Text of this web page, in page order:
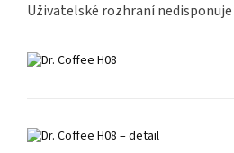
Uživatelské rozhraní